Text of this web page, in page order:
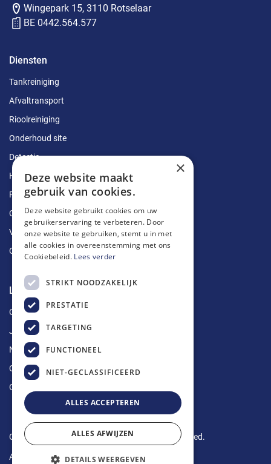
Wingepark 15, 3110 Rotselaar
BE 0442.564.577
Diensten
Tankreiniging
Afvaltransport
Rioolreiniging
Onderhoud site
Detectie
Herstellingen
Ruimingen
Ontstoppingen
Vetputten
Ontkalking
Longin Service
Over ons
Jobs
Nieuws
Contact
Offerte aanvragen
Copyright © 2024 Longin Service. All rights reserved.
Algemene voorwaarden -Privacy Policy
×
Deze website maakt
gebruik van cookies.
Deze website gebruikt cookies om uw
gebruikerservaring te verbeteren. Door
onze website te gebruiken, stemt u in met
alle cookies in overeenstemming met ons
Cookiebeleid. Lees verder
STRIKT NOODZAKELIJK
PRESTATIE
TARGETING
FUNCTIONEEL
NIET-GECLASSIFICEERD
ALLES ACCEPTEREN
ALLES AFWIJZEN
DETAILS WEERGEVEN